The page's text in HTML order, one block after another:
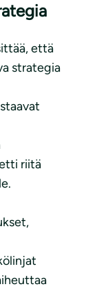
että
strategia
riitä